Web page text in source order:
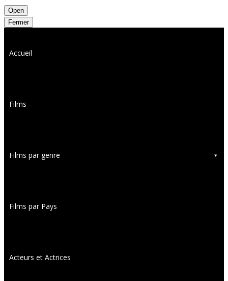
Open
Fermer
Accueil
Films
Films par genre
Films par Pays
Acteurs et Actrices